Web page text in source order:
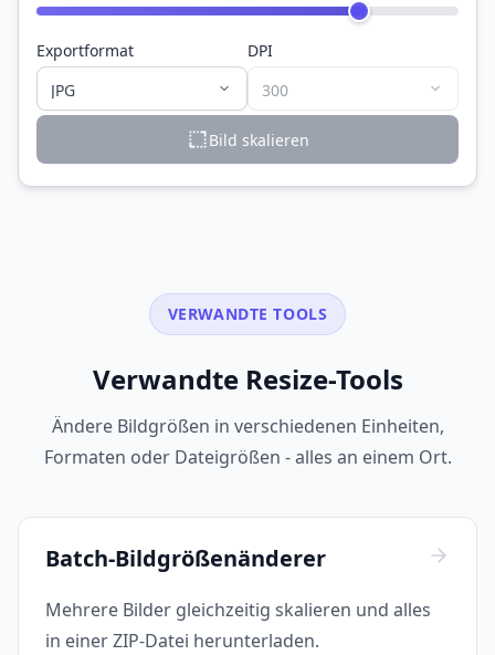
Exportformat DPI
Bild skalieren
VERWANDTE TOOLS
Verwandte Resize-Tools
Ändere Bildgrößen in verschiedenen Einheiten,
Formaten oder Dateigrößen - alles an einem Ort.
Batch-Bildgrößenänderer
Mehrere Bilder gleichzeitig skalieren und alles
in einer ZIP-Datei herunterladen.